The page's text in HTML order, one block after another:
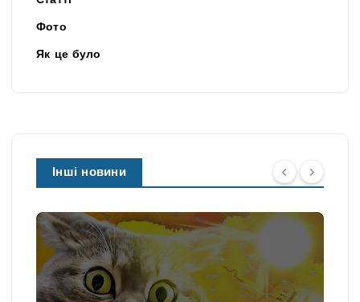
Фото
Як це було
Інші новини